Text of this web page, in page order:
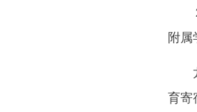
２
附属
龙
育寄